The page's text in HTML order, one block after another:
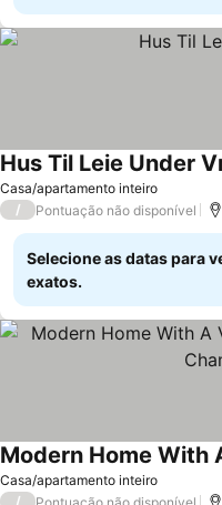
Casa/apartamento inteiro
Hus Til Leie Under
/ Pontuação não disponível
Selecione as datas para
exatos.
Casa/apartamento inteiro
/ Pontuação não disponível